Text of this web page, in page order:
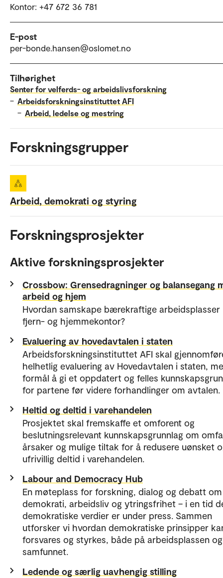
Kontor: +47 672 36 781
E-post
per-bonde.hansen@oslomet.no
Tilhørighet
Senter for velferds- og arbeidslivsforskning
– Arbeidsforskningsinstituttet AFI
– Arbeid, ledelse og mestring
Forskningsgrupper
Arbeid, demokrati og styring
Forskningsprosjekter
Aktive forskningsprosjekter
Crossbow: Grensedragninger og balansegang
arbeid og hjem
Hvordan samskape bærekraftige arbeidsplasser
fjern- og hjemmekontor?
Evaluering av hovedavtalen i staten
Arbeidsforskningsinstituttet AFI skal
helhetlig evaluering av Hovedavtalen i staten,
formål å gi et oppdatert og felles
for partene før videre forhandlinger om avtalen.
Heltid og deltid i varehandelen
Prosjektet skal fremskaffe et omforent og
beslutningsrelevant kunnskapsgrunnlag om
årsaker og mulige tiltak for å redusere uønsket
ufrivillig deltid i varehandelen.
Labour and Democracy Hub
En møteplass for forskning, dialog og debatt om
demokrati, arbeidsliv og ytringsfrihet – i en tid
demokratiske verdier er under press. Sammen
utforsker vi hvordan demokratiske prinsipper
forsvares og styrkes, både på arbeidsplassen
samfunnet.
Ledende og særlig uavhengig stilling